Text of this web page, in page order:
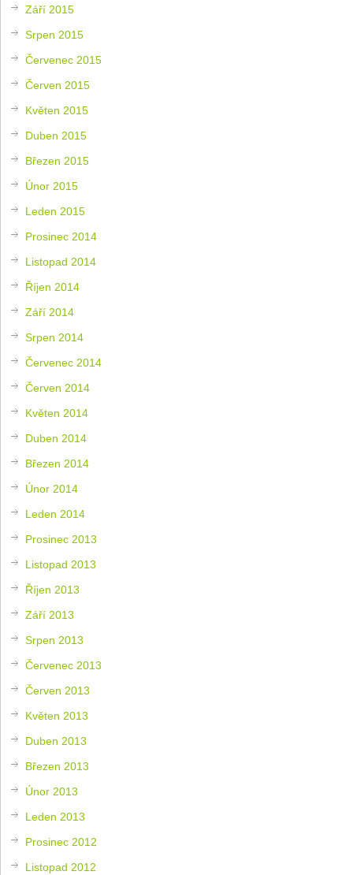
Září 2015
Srpen 2015
Červenec 2015
Červen 2015
Květen 2015
Duben 2015
Březen 2015
Únor 2015
Leden 2015
Prosinec 2014
Listopad 2014
Říjen 2014
Září 2014
Srpen 2014
Červenec 2014
Červen 2014
Květen 2014
Duben 2014
Březen 2014
Únor 2014
Leden 2014
Prosinec 2013
Listopad 2013
Říjen 2013
Září 2013
Srpen 2013
Červenec 2013
Červen 2013
Květen 2013
Duben 2013
Březen 2013
Únor 2013
Leden 2013
Prosinec 2012
Listopad 2012